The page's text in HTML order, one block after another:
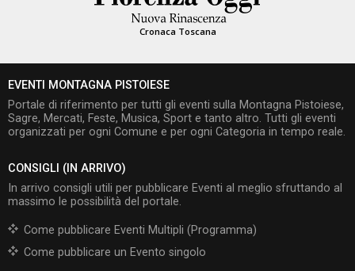
Cronaca Toscana
EVENTI MONTAGNA PISTOIESE
Portale di riferimento per tutti gli eventi sulla Montagna Pistoiese,
Sagre, Mercati, Feste, Musica, Sport e tanto altro. Tutti gli eventi
organizzati per ogni Comune e per ogni Categoria in tempo reale.
CONSIGLI (IN ARRIVO)
In arrivo consigli utili per pubblicare Eventi al meglio sfruttando al
massimo le possibilità del portale.
Come pubblicare Eventi Multipli (Programma)
Come pubblicare un Evento singolo